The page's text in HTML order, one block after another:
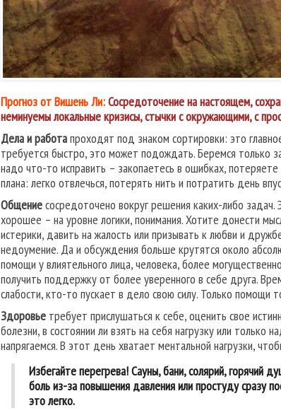
Прогноз от Вишень Ли:Сосредоточение на настоящем,
неминуемы локальные кризисы, стычки с окружающими, с
Дела и работапроходят под знаком сортировки: это
требуется быстро, это может подождать. Беремся только
надо что-то исправить – закопаетесь в ошибках,
плана: легко отвлечься, потерять нить и потратить день
Общениесосредоточено вокруг решения каких-либо задач.
хорошее – на уровне логики, понимания. Хотите донести
истерики, давить на жалость или призывать к любви и
недоумение. Да и обсуждения больше крутятся около
помощи у влиятельного лица, человека, более
получить поддержку от более уверенного в себе друга.
слабости, кто-то пускает в дело свою силу. Только помощи
Здоровье требует прислушаться к себе, оценить свое
болезни, в состоянии ли взять на себя нагрузку или
напрягаемся. В этот день хватает ментальной нагрузки,
Избегайте перегрева! Сауны, бани, солярий, горячий
боль из-за повышения давления или простуду сразу
это легко.